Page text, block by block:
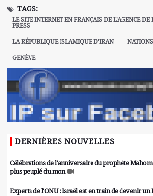
TAGS:
LE SITE INTERNET EN FRANÇAIS DE L'AGENCE DE
PRESS
LA RÉPUBLIQUE ISLAMIQUE D'IRAN
GENÈVE
DERNIÈRES NOUVELLES
Célébrations de l'anniversaire du prophète
plus peuplé du mon
Experts de l'ONU : Israël est en train de devenir un